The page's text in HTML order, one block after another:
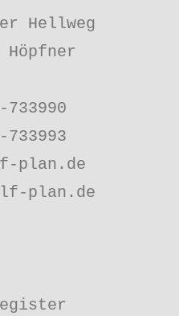
Hellweg
plan.de
plan.de